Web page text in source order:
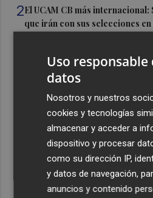
2El UCAM CB más
que irán con sus selecciones
exporta a África: Marruecos,
La Región de Murcia celebra la
con cinco días de actividades
El coste de la vivienda: 1.338 €
mínimo para poder comprar
Uso responsable
datos
Nosotros y nuestros
cookies y tecnologías
almacenar y acceder a
dispositivo y procesar
como su dirección IP,
y datos de navegación,
anuncios y contenido